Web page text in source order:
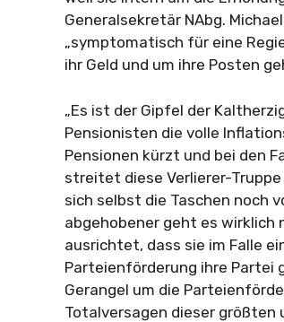
Generalsekretär NAbg.
„symptomatisch für eine
ihr Geld und um ihre Posten
„Es ist der Gipfel der
Pensionisten die volle
Pensionen kürzt und bei den
streitet diese Verlierer-
sich selbst die Taschen noch
abgehobener geht es wirklich
ausrichtet, dass sie im Falle
Parteienförderung ihre Partei
Gerangel um die
Totalversagen dieser größten